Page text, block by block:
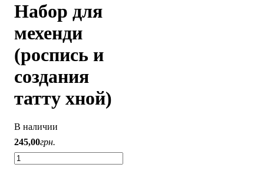
Набор для
мехенди
(роспись и
создания
татту хной)
В наличии
245,00грн.